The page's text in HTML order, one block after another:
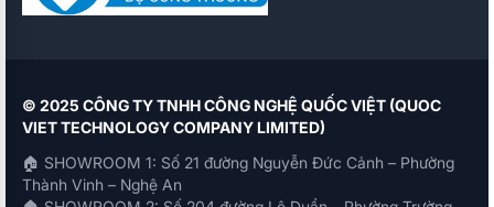
© 2025 CÔNG TY TNHH CÔNG NGHỆ QUỐC VIỆT (QUOC
VIET TECHNOLOGY COMPANY LIMITED)
🏠 SHOWROOM 1: Số 21 đường Nguyễn Đức Cảnh – Phường
Thành Vinh – Nghệ An